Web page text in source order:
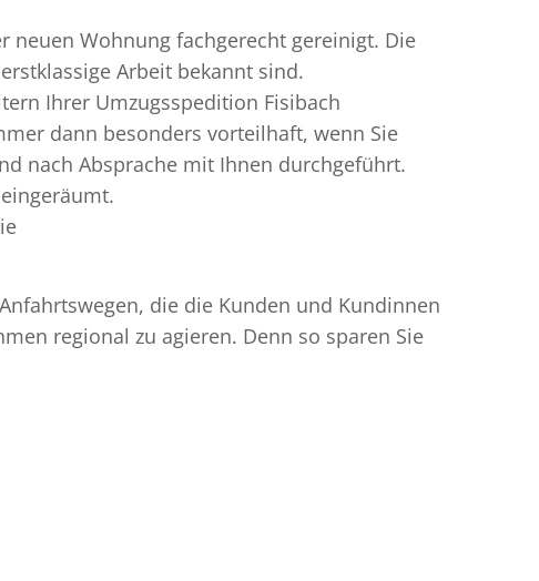
neuen Wohnung fachgerecht gereinigt. Die
Arbeit bekannt sind.
Ihrer Umzugsspedition Fisibach
dann besonders vorteilhaft, wenn Sie
nach Absprache mit Ihnen durchgeführt.
die die Kunden und Kundinnen
regional zu agieren. Denn so sparen Sie